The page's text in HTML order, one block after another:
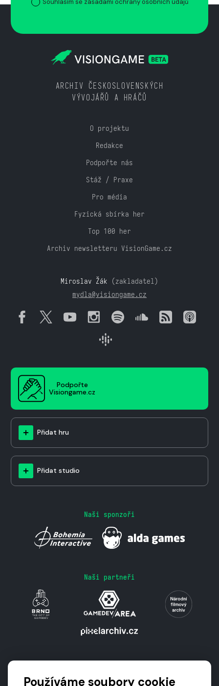
ARCHIV ČESKOSLOVENSKÝCH
VÝVOJÁŘŮ A HRÁČŮ
O projektu
Redakce
Podpořte nás
Stáž / Praxe
Pro média
Fyzická sbírka her
Top 100 her
Archiv newsletteru VisionGame.cz
Miroslav Žák (zakladatel)
mydla@visiongame.cz
Podpořte
Visiongame.cz
Přidat hru
Přidat studio
Naši sponzoři
Naši partneři
Používáme soubory cookie